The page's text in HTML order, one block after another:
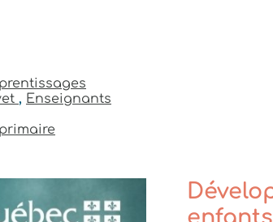
, Enseignants
enfants